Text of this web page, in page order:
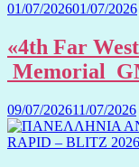
01/07/202601/07/2026
«4th Far
Memorial
09/07/202611/07/2026